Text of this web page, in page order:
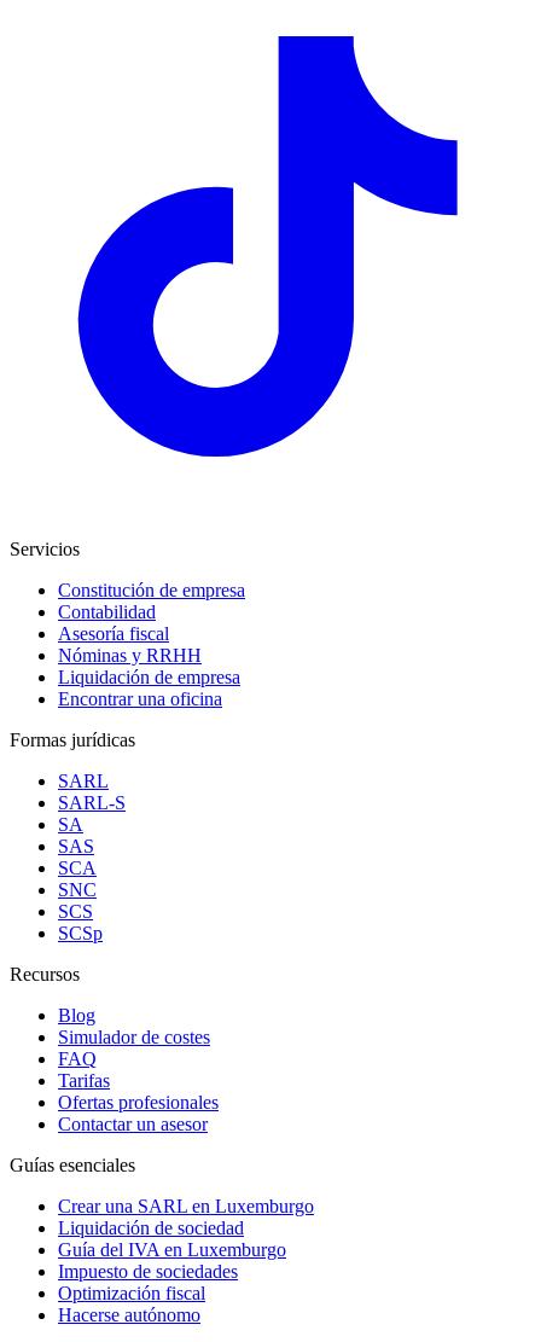
Servicios
Constitución de empresa
Contabilidad
Asesoría fiscal
Nóminas y RRHH
Liquidación de empresa
Encontrar una oficina
Formas jurídicas
SARL
SARL-S
SA
SAS
SCA
SNC
SCS
SCSp
Recursos
Blog
Simulador de costes
FAQ
Tarifas
Ofertas profesionales
Contactar un asesor
Guías esenciales
Crear una SARL en Luxemburgo
Liquidación de sociedad
Guía del IVA en Luxemburgo
Impuesto de sociedades
Optimización fiscal
Hacerse autónomo